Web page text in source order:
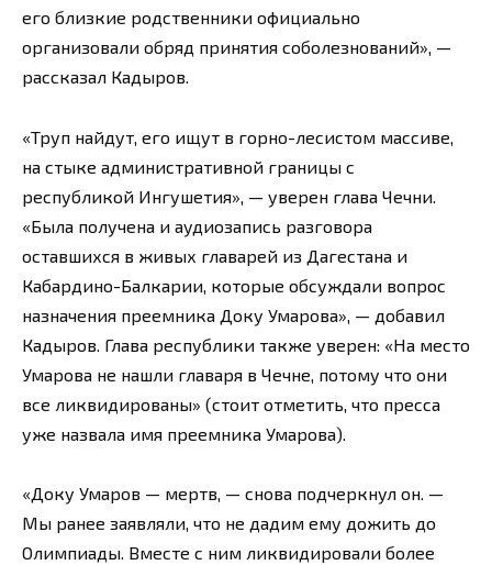
его близкие родственники официально
организовали обряд принятия соболезнований», —
рассказал Кадыров.
«Труп найдут, его ищут в горно-лесистом массиве,
на стыке административной границы с
республикой Ингушетия», — уверен глава Чечни.
«Была получена и аудиозапись разговора
оставшихся в живых главарей из Дагестана и
Кабардино-Балкарии, которые обсуждали вопрос
назначения преемника Доку Умарова», — добавил
Кадыров. Глава республики также уверен: «На место
Умарова не нашли главаря в Чечне, потому что они
все ликвидированы» (стоит отметить, что пресса
уже назвала имя преемника Умарова).
«Доку Умаров — мертв, — снова подчеркнул он. —
Мы ранее заявляли, что не дадим ему дожить до
Олимпиады. Вместе с ним ликвидировали более